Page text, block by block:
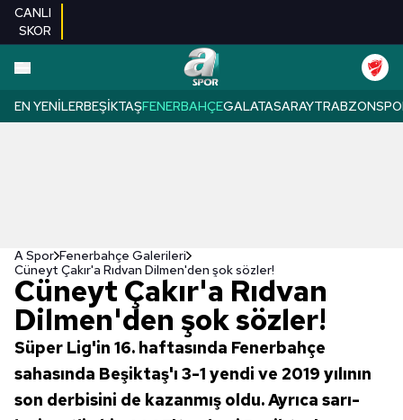
CANLI
SKOR
EN YENILERBEŞIKTAŞFENERBAHÇEGALATASARAY
A Spor Fenerbahçe Galerileri
Cüneyt Çakır'a Rıdvan Dilmen'den şok sözler!
Cüneyt Çakır'a Rıdvan
Dilmen'den şok sözler!
Süper Lig'in 16. haftasında Fenerbahçe
sahasında Beşiktaş'ı 3-1 yendi ve 2019 yılının
son derbisini de kazanmış oldu. Ayrıca sarı-